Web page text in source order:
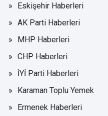
Eskişehir Haberleri
AK Parti Haberleri
MHP Haberleri
CHP Haberleri
İYİ Parti Haberleri
Karaman Toplu Yemek
Ermenek Haberleri